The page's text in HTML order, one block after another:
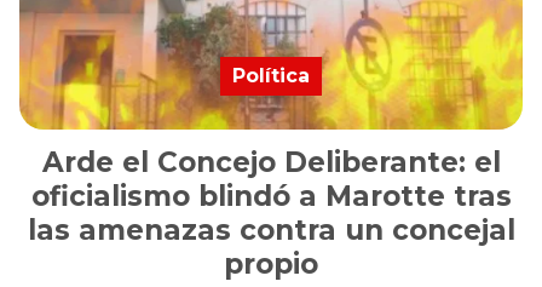
Arde el Concejo Deliberante: el
oficialismo blindó a Marotte tras
las amenazas contra un concejal
propio
Política